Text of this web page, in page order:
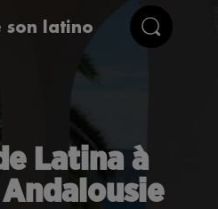
son latino
Latina à
Andalousie